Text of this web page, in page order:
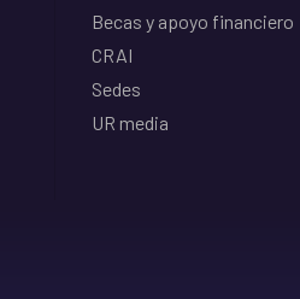
Becas y apoyo financiero
CRAI
Sedes
UR media